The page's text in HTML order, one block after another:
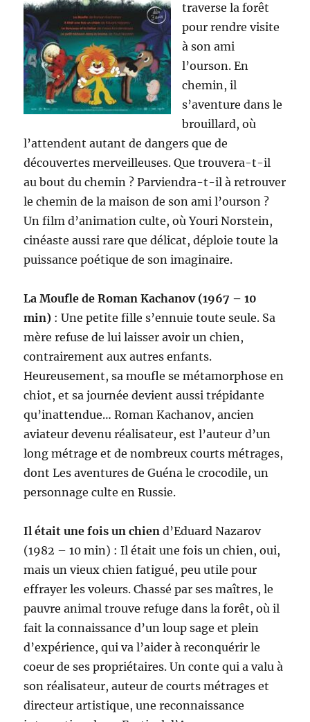
traverse la forêt
pour rendre visite
à son ami
l’ourson. En
chemin, il
s’aventure dans le
brouillard, où
l’attendent autant de dangers que de
découvertes merveilleuses. Que trouvera-t-il
au bout du chemin ? Parviendra-t-il à retrouver
le chemin de la maison de son ami l’ourson ?
Un film d’animation culte, où Youri Norstein,
cinéaste aussi rare que délicat, déploie toute la
puissance poétique de son imaginaire.
La Moufle de Roman Kachanov (1967 – 10
min) : Une petite fille s’ennuie toute seule. Sa
mère refuse de lui laisser avoir un chien,
contrairement aux autres enfants.
Heureusement, sa moufle se métamorphose en
chiot, et sa journée devient aussi trépidante
qu’inattendue… Roman Kachanov, ancien
aviateur devenu réalisateur, est l’auteur d’un
long métrage et de nombreux courts métrages,
dont Les aventures de Guéna le crocodile, un
personnage culte en Russie.
Il était une fois un chien d’Eduard Nazarov
(1982 – 10 min) : Il était une fois un chien, oui,
mais un vieux chien fatigué, peu utile pour
effrayer les voleurs. Chassé par ses maîtres, le
pauvre animal trouve refuge dans la forêt, où il
fait la connaissance d’un loup sage et plein
d’expérience, qui va l’aider à reconquérir le
coeur de ses propriétaires. Un conte qui a valu à
son réalisateur, auteur de courts métrages et
directeur artistique, une reconnaissance